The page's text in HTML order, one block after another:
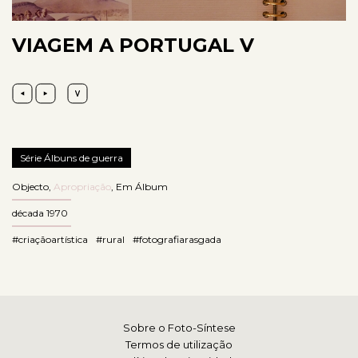
VIAGEM A PORTUGAL V
Série Álbuns de guerra
Objecto, Apropriação, Em Álbum
década 1970
#criaçãoartística #rural #fotografiarasgada
Sobre o Foto-Síntese
Termos de utilização